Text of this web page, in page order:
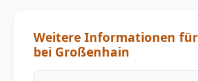
Weitere Informationen für
bei Großenhain